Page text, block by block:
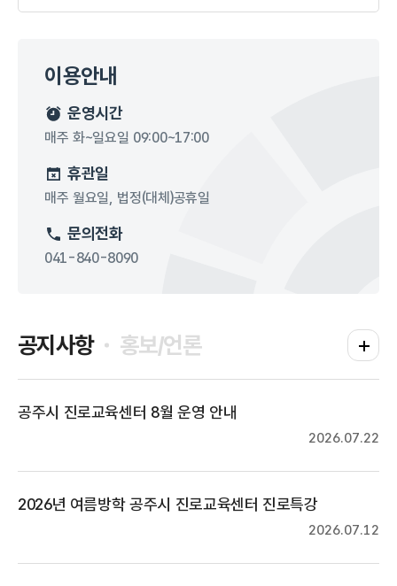
이용안내
운영시간
매주 화~일요일 09:00~17:00
휴관일
매주 월요일, 법정(대체)공휴일
문의전화
041-840-8090
공지사항 홍보/언론
공주시 진로교육센터 8월 운영 안내
2026.07.22
2026년 여름방학 공주시 진로교육센터 진로특강
2026.07.12
공지사